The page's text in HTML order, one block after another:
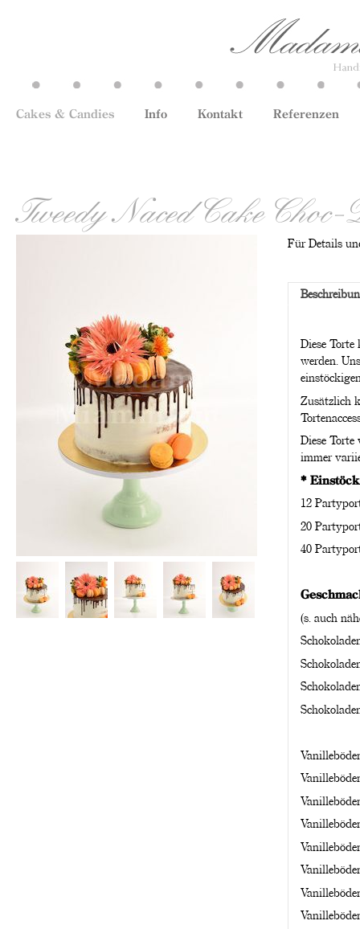
Cakes & Candies Info Kontakt Referenzen
Tweedy Naced Cake
Für Details
Diese
werden.
Zusätzlich
Diese
immer
*
12
20
40
(s. auch